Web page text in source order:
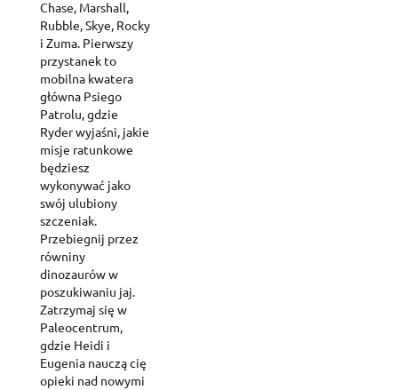
Chase, Marshall,
Rubble, Skye, Rocky
i Zuma. Pierwszy
przystanek to
mobilna kwatera
główna Psiego
Patrolu, gdzie
Ryder wyjaśni, jakie
misje ratunkowe
będziesz
wykonywać jako
swój ulubiony
szczeniak.
Przebiegnij przez
równiny
dinozaurów w
poszukiwaniu jaj.
Zatrzymaj się w
Paleocentrum,
gdzie Heidi i
Eugenia nauczą cię
opieki nad nowymi